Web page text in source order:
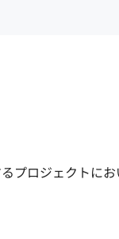
プロジェクトに